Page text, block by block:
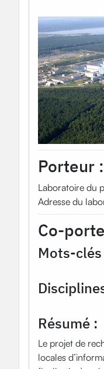
Porteur :
Laboratoire du
Adresse du
Co-
Mots-
Résumé :
Le projet de
locales